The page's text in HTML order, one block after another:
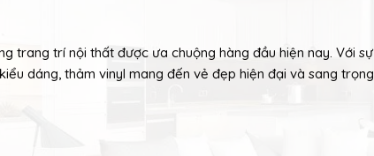
trang trí nội thất được ưa chuộng hàng đầu hiện nay. Với sự
dáng, thảm vinyl mang đến vẻ đẹp hiện đại và sang trọng